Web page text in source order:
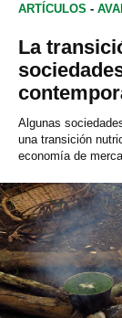
ARTÍCULOS -
La
Algunas
una transición
economía de